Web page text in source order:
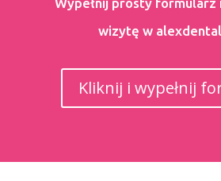
wizytę w
Kliknij i wypełnij